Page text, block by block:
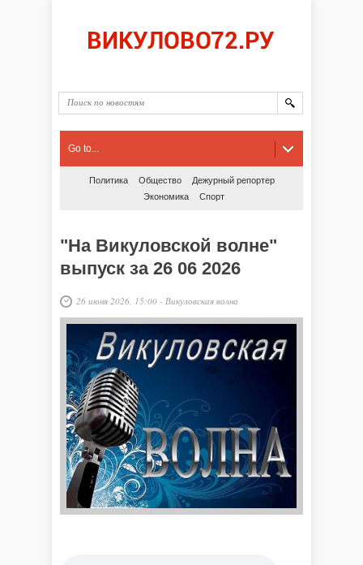
Go to...
Политика Общество
Дежурный репортер
Экономика
Спорт
"На Викуловской волне"
выпуск за 26 06 2026
26 июня 2026, 15:00 - Викуловская волна